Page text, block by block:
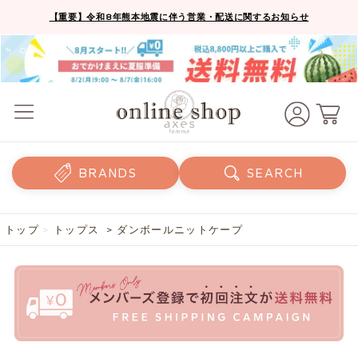
【重要】令和8年熊本地震に伴う営業・配送に関するお知らせ
BRANDS SEARCH
トップ > トップス > ダンボールニットケープ